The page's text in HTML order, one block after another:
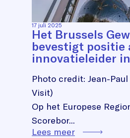
17 juli 2025
Het Brussels
bevestigt positie
innovatieleider
Photo credit: Jean-Paul
Visit)
Op het Europese
Scorebor...
Lees meer